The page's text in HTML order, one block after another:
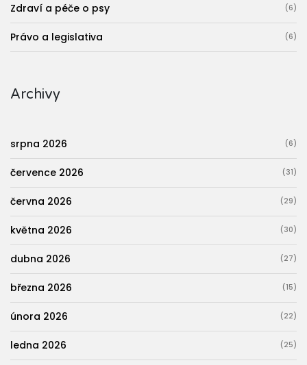
Zdraví a péče o psy (6)
Právo a legislativa (6)
Archivy
srpna 2026 (6)
července 2026 (31)
června 2026 (29)
května 2026 (30)
dubna 2026 (27)
března 2026 (15)
února 2026 (22)
ledna 2026 (25)